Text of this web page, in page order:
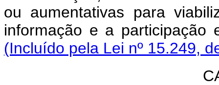
ou aumentativas para
informação e a
(Incluído pela Lei nº 15.249,